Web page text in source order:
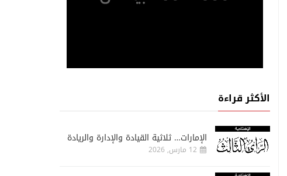
الأكثر قراءة
الإمارات… ثلاثية القيادة والإدارة والريادة
12 مارس, 2026